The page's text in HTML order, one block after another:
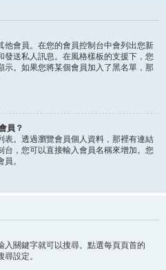
他會員。在您的會員控制台中會列出您新
發送私人訊息。在風格樣板的支援下，您
示。如果您將某個會員加入了黑名單，那
員？
表。透過瀏覽會員個人資料，那裡有連結
台，您可以直接輸入會員名稱來增加。您
。
關鍵字就可以搜尋。點選每頁頁首的
設定。